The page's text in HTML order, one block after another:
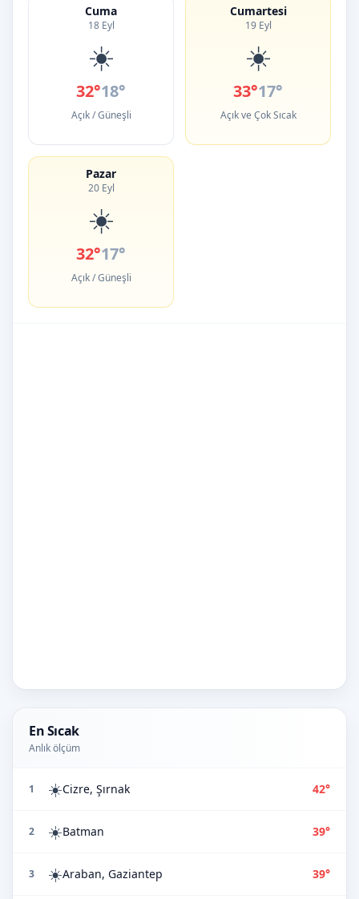
Cuma
18 Eyl
☀️
32°18°
Açık / Güneşli
Cumartesi
19 Eyl
☀️
33°17°
Açık ve Çok Sıcak
Pazar
20 Eyl
☀️
32°17°
Açık / Güneşli
En Sıcak
Anlık ölçüm
1 ☀️Cizre, Şırnak 42°
2 ☀️Batman 39°
3 ☀️Araban, Gaziantep 39°